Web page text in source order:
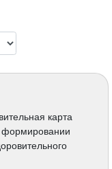
карта
формировании